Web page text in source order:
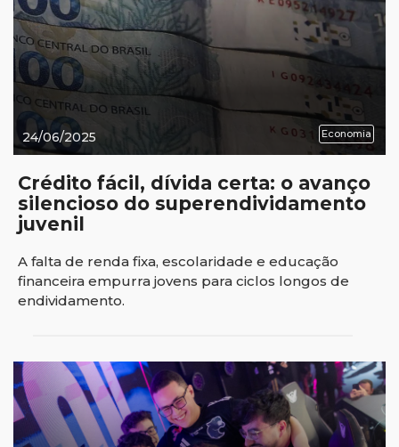
24/06/2025 Economia
Crédito fácil, dívida certa: o avanço
silencioso do superendividamento
juvenil
A falta de renda fixa, escolaridade e educação
financeira empurra jovens para ciclos longos de
endividamento.